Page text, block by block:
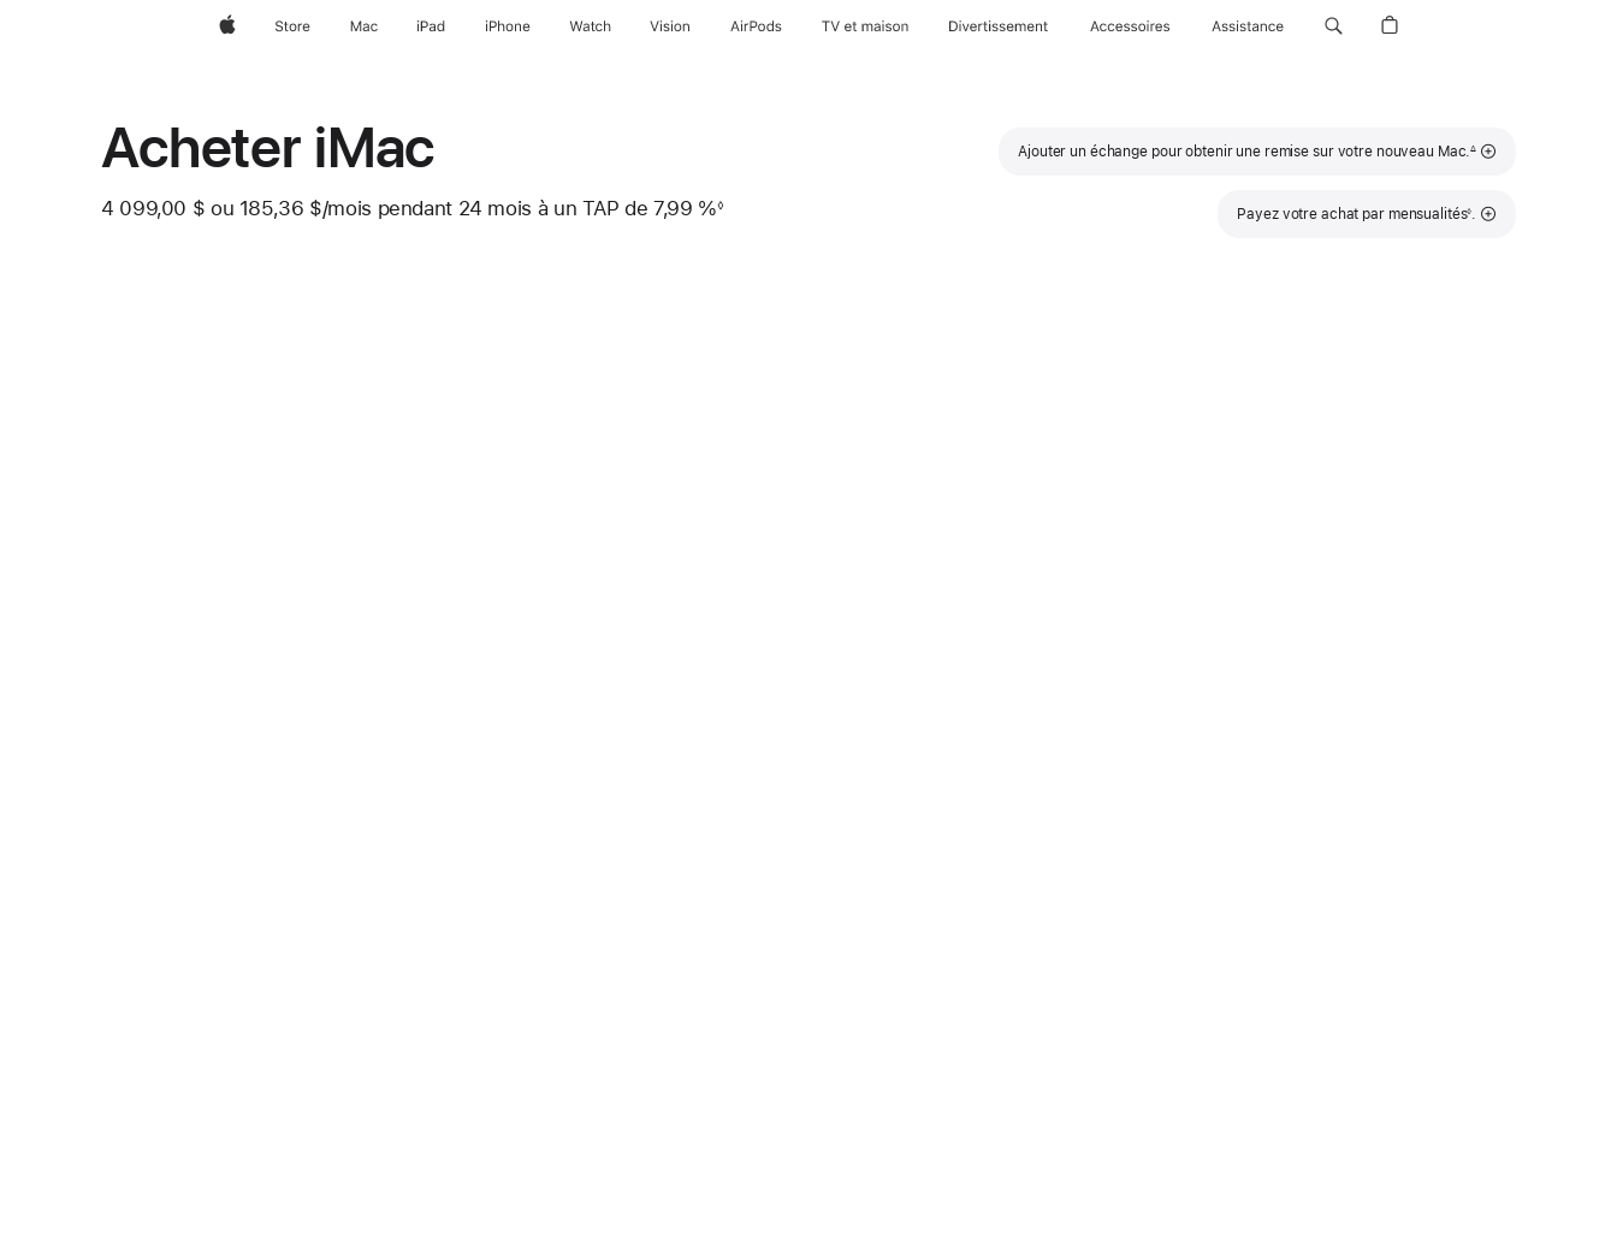
AppleStore Mac iPad iPhone Watch Vision AirPods TV et maison Divertissement Accessoires Assistance
Acheter iMac
4 099,00 $ ou 185,36 $/mois par mois
pendant 24 mois mois
à un TAP de 7,99 %◊
Ajouter un échange pour obtenir une remise sur votre nouveau Mac.
Note
de
∆
Payez votre achat par mensualités
Note
de
◊.